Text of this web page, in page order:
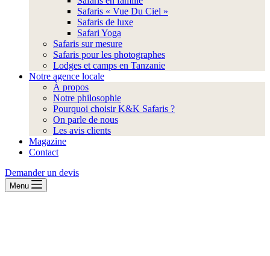
Safaris « Vue Du Ciel »
Safaris de luxe
Safari Yoga
Safaris sur mesure
Safaris pour les photographes
Lodges et camps en Tanzanie
Notre agence locale
À propos
Notre philosophie
Pourquoi choisir K&K Safaris ?
On parle de nous
Les avis clients
Magazine
Contact
Demander un devis
Menu